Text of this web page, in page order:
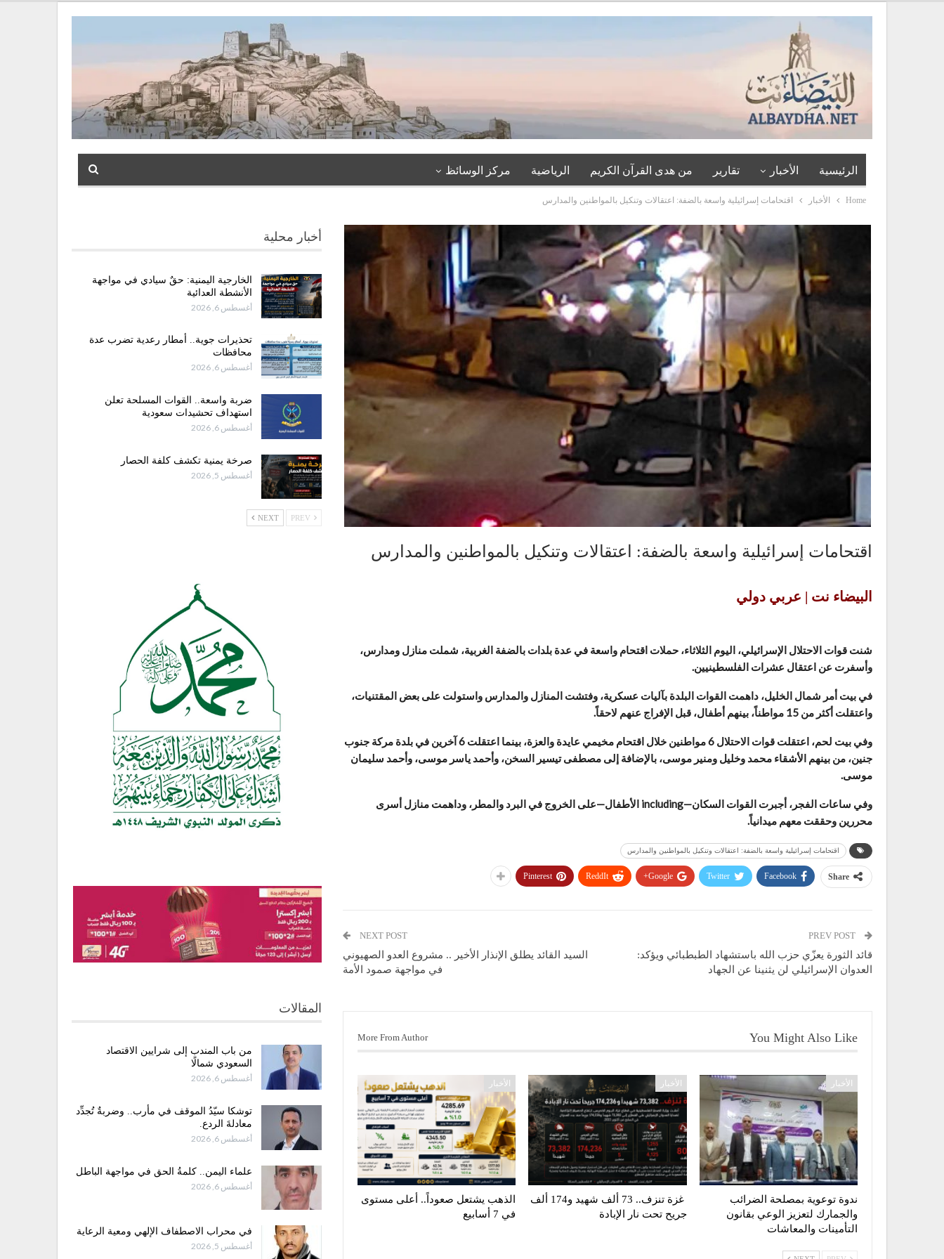
الرئيسية الأخبار تقارير من هدى القرآن الكريم الرياضية مركز الوسائظ
Home الأخبار اقتحامات إسرائيلية واسعة بالضفة: اعتقالات وتنكيل بالمواطنين والمدارس
اقتحامات إسرائيلية واسعة بالضفة: اعتقالات وتنكيل بالمواطنين والمدارس
البيضاء نت | عربي دولي
شنت قوات الاحتلال الإسرائيلي، اليوم الثلاثاء، حملات اقتحام واسعة في عدة بلدات بالضفة الغربية، شملت منازل ومدارس،
وأسفرت عن اعتقال عشرات الفلسطينيين.
في بيت أمر شمال الخليل، داهمت القوات البلدة بآليات عسكرية، وفتشت المنازل والمدارس واستولت على بعض المقتنيات،
واعتقلت أكثر من 15 مواطناً، بينهم أطفال، قبل الإفراج عنهم لاحقاً.
وفي بيت لحم، اعتقلت قوات الاحتلال 6 مواطنين خلال اقتحام مخيمي عايدة والعزة، بينما اعتقلت 6 آخرين في بلدة مركة جنوب
جنين، من بينهم الأشقاء محمد وخليل ومنير موسى، بالإضافة إلى مصطفى تيسير السخن، وأحمد ياسر موسى، وأحمد سليمان
موسى.
وفي ساعات الفجر، أجبرت القوات السكان—including الأطفال—على الخروج في البرد والمطر، وداهمت منازل أسرى
محررين وحققت معهم ميدانياً.
اقتحامات إسرائيلية واسعة بالضفة: اعتقالات وتنكيل بالمواطنين والمدارس
Share
Facebook
Twitter
Google+
ReddIt
Pinterest
قائد الثورة يعزّي حزب الله باستشهاد الطبطبائي ويؤكد:
العدوان الإسرائيلي لن يثنينا عن الجهاد
NEXT POST
السيد القائد يطلق الإنذار الأخير .. مشروع العدو الصهيوني
في مواجهة صمود الأمة
You Might Also Like
More From Author
الأخبار
ندوة توعوية بمصلحة الضرائب
والجمارك لتعزيز الوعي بقانون
التأمينات والمعاشات
الأخبار
غزة تنزف.. 73 ألف شهيد و174 ألف
جريح تحت نار الإبادة
الأخبار
الذهب يشتعل صعوداً.. أعلى مستوى
في 7 أسابيع
أخبار محلية
الخارجية اليمنية: حقٌ سيادي في مواجهة
الأنشطة العدائية
أغسطس 6, 2026
تحذيرات جوية.. أمطار رعدية تضرب عدة
محافظات
أغسطس 6, 2026
ضربة واسعة.. القوات المسلحة تعلن
استهداف تحشيدات سعودية
أغسطس 6, 2026
صرخة يمنية تكشف كلفة الحصار
أغسطس 5, 2026
NEXT
المقالات
من باب المندب إلى شرايين الاقتصاد
السعودي شمالًا
أغسطس 6, 2026
توشكا سيّدُ الموقف في مأرب.. وضربةٌ تُجدِّد
معادلةَ الردع.
أغسطس 6, 2026
علماء اليمن.. كلمةُ الحق في مواجهة الباطل
أغسطس 6, 2026
في محراب الاصطفاف الإلهي ومعية الرعاية
أغسطس 5, 2026